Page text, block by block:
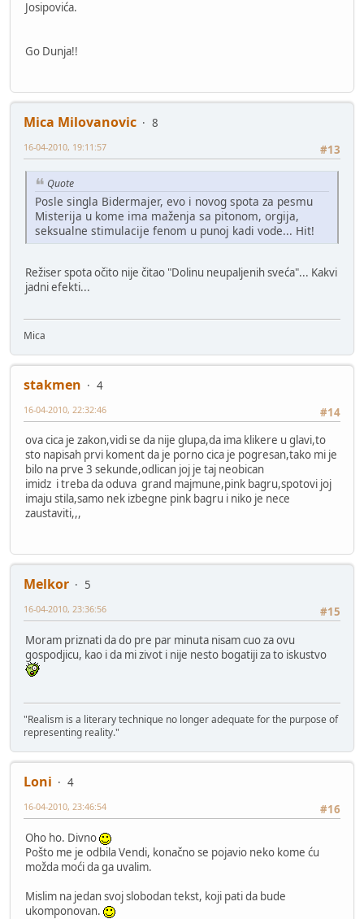
Josipovića.
Go Dunja!!
Mica Milovanovic
8
#13
16-04-2010, 19:11:57
Quote
Posle singla Bidermajer, evo i novog spota za pesmu
Misterija u kome ima maženja sa pitonom, orgija,
seksualne stimulacije fenom u punoj kadi vode... Hit!
Režiser spota očito nije čitao "Dolinu neupaljenih sveća"... Kakvi
jadni efekti...
Mica
stakmen
4
#14
16-04-2010, 22:32:46
ova cica je zakon,vidi se da nije glupa,da ima klikere u glavi,to
sto napisah prvi koment da je porno cica je pogresan,tako mi je
bilo na prve 3 sekunde,odlican joj je taj neobican
imidz i treba da oduva grand majmune,pink bagru,spotovi joj
imaju stila,samo nek izbegne pink bagru i niko je nece
zaustaviti,,,
Melkor
5
#15
16-04-2010, 23:36:56
Moram priznati da do pre par minuta nisam cuo za ovu
gospodjicu, kao i da mi zivot i nije nesto bogatiji za to iskustvo
"Realism is a literary technique no longer adequate for the purpose of
representing reality."
Loni
4
#16
16-04-2010, 23:46:54
Oho ho. Divno
Pošto me je odbila Vendi, konačno se pojavio neko kome ću
možda moći da ga uvalim.
Mislim na jedan svoj slobodan tekst, koji pati da bude
ukomponovan.